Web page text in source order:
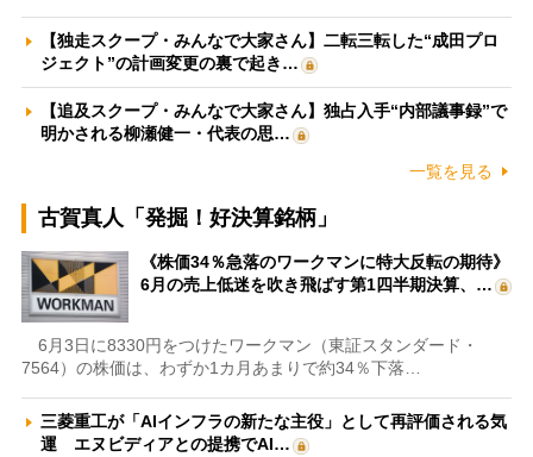
【独走スクープ・みんなで大家さん】二転三転した“成田プロ
ジェクト”の計画変更の裏で起き…
【追及スクープ・みんなで大家さん】独占入手“内部議事録”で
明かされる柳瀬健一・代表の思…
一覧を見る
古賀真人「発掘！好決算銘柄」
《株価34％急落のワークマンに特大反転の期待》
6月の売上低迷を吹き飛ばす第1四半期決算、…
6月3日に8330円をつけたワークマン（東証スタンダード・
7564）の株価は、わずか1カ月あまりで約34％下落…
三菱重工が「AIインフラの新たな主役」として再評価される気
運 エヌビディアとの提携でAI…